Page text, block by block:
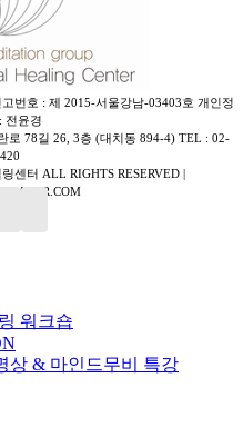
번호 : 제 2015-서울강남-03403호 개인정
전윤경
로 78길 26, 3층 (대치동 894-4) TEL : 02-
센터 ALL RIGHTS RESERVED |
워크숍
상 & 마인드무비 특강